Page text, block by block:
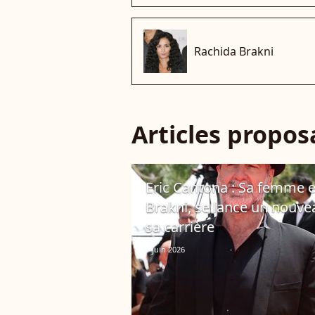
Rachida Brakni
Articles
Eric Cantona : Sa femme
Brakni, se lance un
sa carrière
1 juin 2026